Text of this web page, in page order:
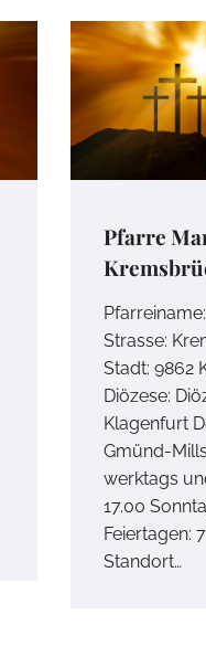
Pfarre
Strasse:
Stadt: 9862
Diözese:
Klagenfurt
Gmünd-
werktags
17.00
Feiertagen:
Standort…